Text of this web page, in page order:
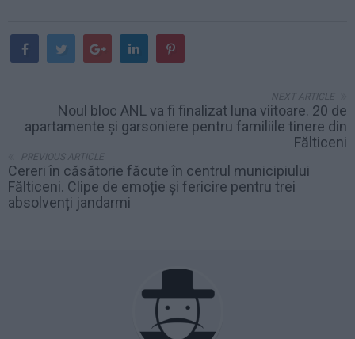
NEXT ARTICLE
Noul bloc ANL va fi finalizat luna viitoare. 20 de
apartamente și garsoniere pentru familiile tinere din
Fălticeni
PREVIOUS ARTICLE
Cereri în căsătorie făcute în centrul municipiului
Fălticeni. Clipe de emoție și fericire pentru trei
absolvenți jandarmi